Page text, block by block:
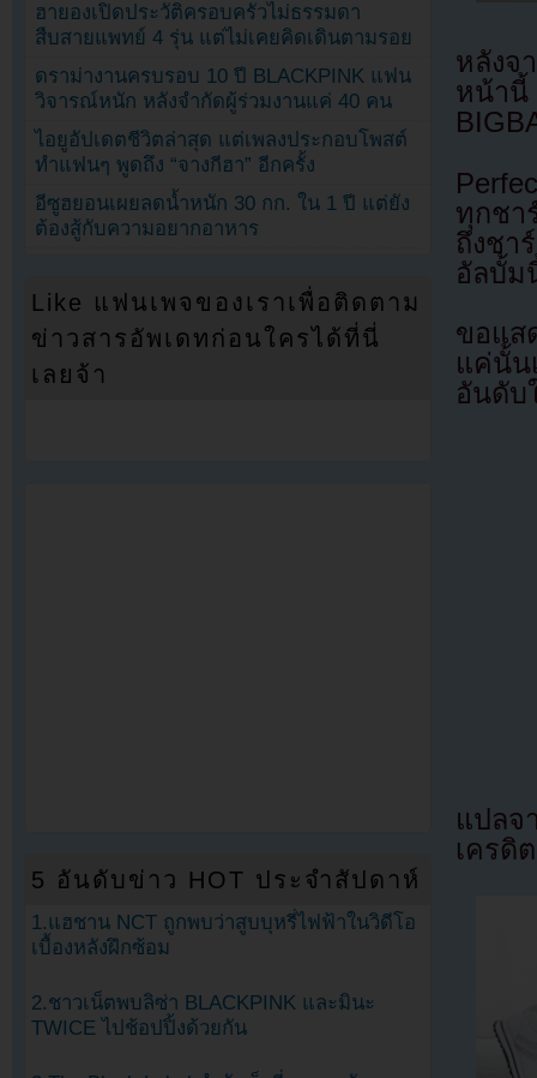
หลังจ
หน้านี้
ทุกชา
ถึงชา
อัลบั้ม
ขอแส
แค่นั้น
อันดับ
แปล
เครดิ
ฮายองเปิดประวัติครอบครัวไม่ธรรมดา
สืบสายแพทย์ 4 รุ่น แต่ไม่เคยคิดเดินตามรอย
ดราม่างานครบรอบ 10 ปี BLACKPINK แฟน
วิจารณ์หนัก หลังจำกัดผู้ร่วมงานแค่ 40 คน
ไอยูอัปเดตชีวิตล่าสุด แต่เพลงประกอบโพสต์
ทำแฟนๆ พูดถึง “จางกีฮา” อีกครั้ง
อีซูฮยอนเผยลดน้ำหนัก 30 กก. ใน 1 ปี แต่ยัง
ต้องสู้กับความอยากอาหาร
Like แฟนเพจของเราเพื่อติดตาม
ข่าวสารอัพเดทก่อนใครได้ที่นี่
เลยจ้า
5 อันดับข่าว HOT ประจำสัปดาห์
1.แฮชาน NCT ถูกพบว่าสูบบุหรี่ไฟฟ้าในวิดีโอ
เบื้องหลังฝึกซ้อม
2.ชาวเน็ตพบลิซ่า BLACKPINK และมินะ
TWICE ไปช้อปปิ้งด้วยกัน